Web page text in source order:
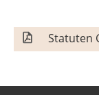
Statuten